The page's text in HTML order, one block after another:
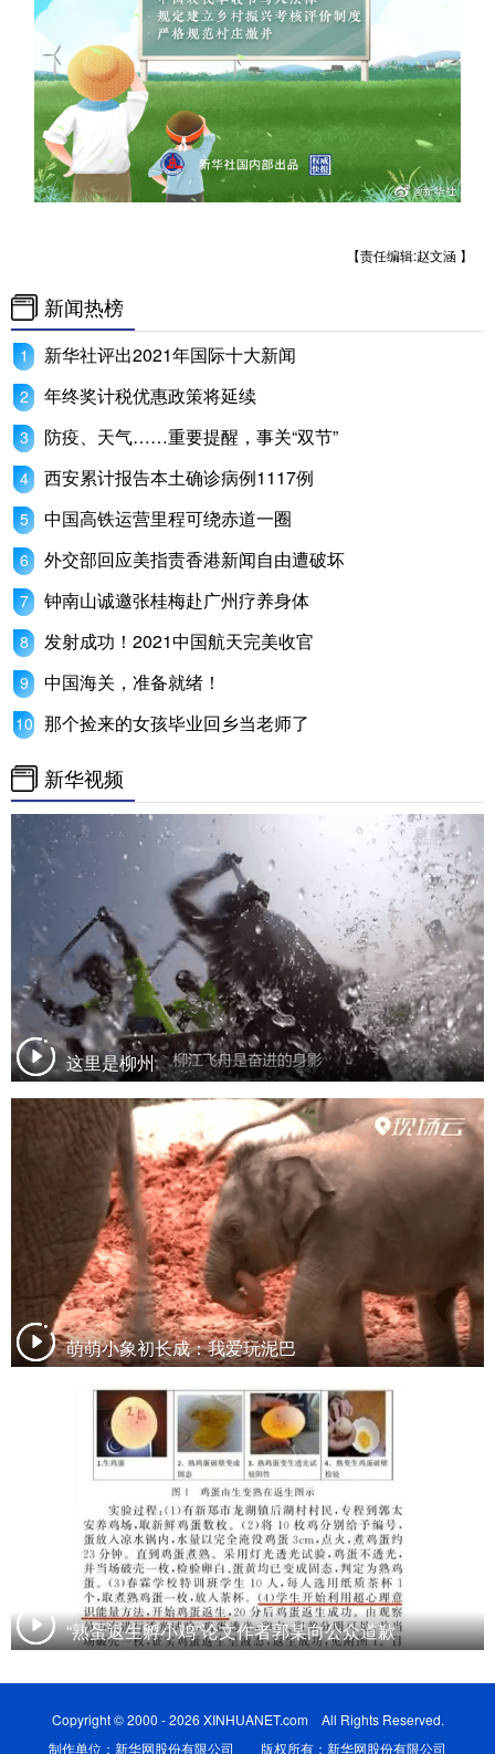
多语种频道
English Español
Русский язык 日本語 한국어
Deutsch Português
【责任编辑:赵文涵 】
新闻热榜
新华社评出2021年国际十大新闻
年终奖计税优惠政策将延续
防疫、天气……重要提醒，事关“双节”
西安累计报告本土确诊病例1117例
中国高铁运营里程可绕赤道一圈
外交部回应美指责香港新闻自由遭破坏
钟南山诚邀张桂梅赴广州疗养身体
发射成功！2021中国航天完美收官
中国海关，准备就绪！
那个捡来的女孩毕业回乡当老师了
新华视频
这里是柳州
萌萌小象初长成：我爱玩泥巴
“熟蛋返生孵小鸡”论文作者郭某向公众道歉
Copyright © 2000 - 2026 XINHUANET.com All Rights Reserved.
制作单位：新华网股份有限公司 版权所有：新华网股份有限公司